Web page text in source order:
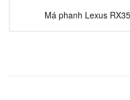
Má phanh Lexus